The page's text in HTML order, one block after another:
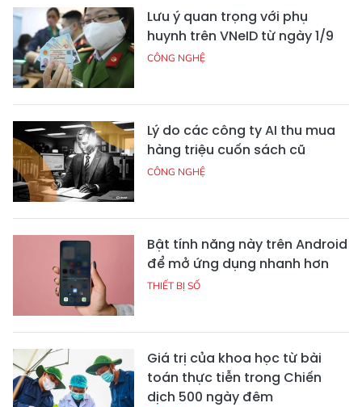
Lưu ý quan trọng với phụ
huynh trên VNeID từ ngày 1/9
CÔNG NGHỆ
Lý do các công ty AI thu mua
hàng triệu cuốn sách cũ
CÔNG NGHỆ
Bật tính năng này trên Android
để mở ứng dụng nhanh hơn
THIẾT BỊ SỐ
Giá trị của khoa học từ bài
toán thực tiễn trong Chiến
dịch 500 ngày đêm